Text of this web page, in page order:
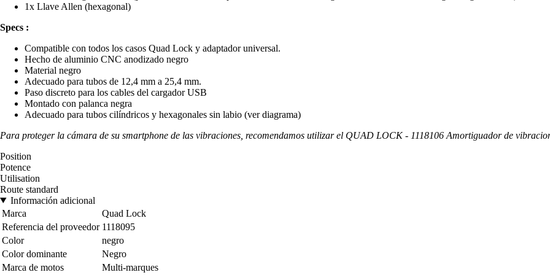
1x Llave Allen (hexagonal)
Specs :
Compatible con todos los casos Quad Lock y adaptador universal.
Hecho de aluminio CNC anodizado negro
Material negro
Adecuado para tubos de 12,4 mm a 25,4 mm.
Paso discreto para los cables del cargador USB
Montado con palanca negra
Adecuado para tubos cilíndricos y hexagonales sin labio (ver diagrama)
Para proteger la cámara de su smartphone de las vibraciones, recomendamos utilizar el QUAD LOCK - 1118106 Amortiguador de
Position
Potence
Utilisation
Route standard
Información adicional
Marca
Quad Lock
Referencia del proveedor 1118095
Color
negro
Color dominante
Negro
Marca de motos
Multi-marques